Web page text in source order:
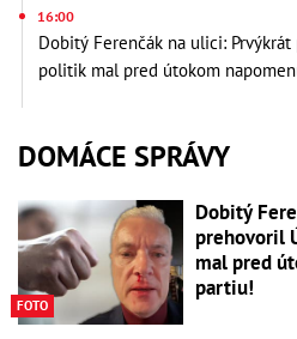
16:00
Dobitý Ferenčák na ulici:
politik mal pred útokom
DOMÁCE SPRÁVY
FOTO
Dobitý
prehovoril
mal pred
partiu!